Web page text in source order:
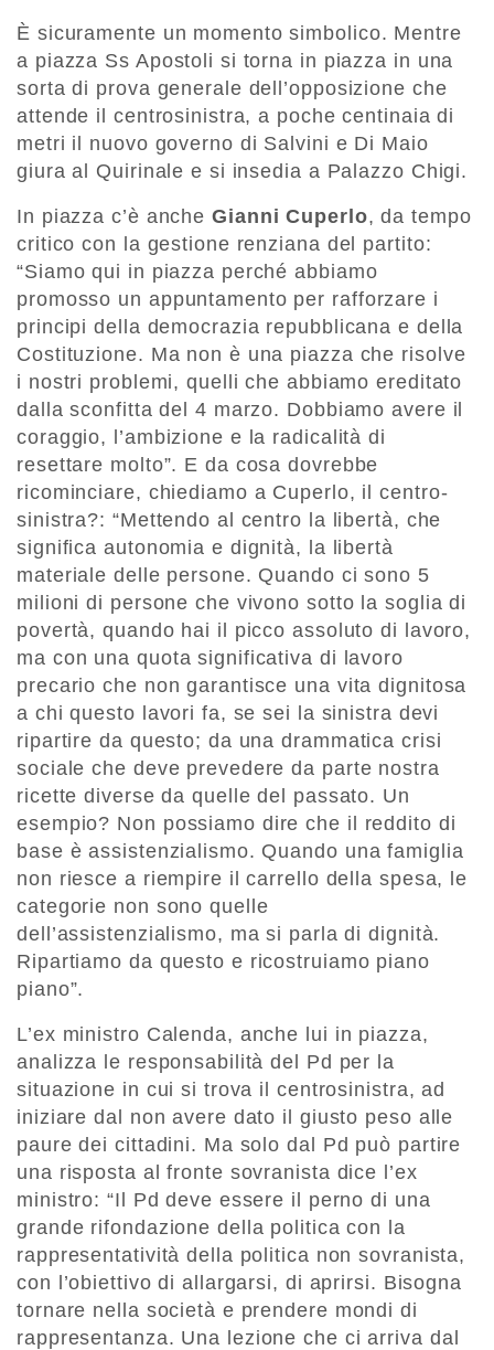
È sicuramente un momento simbolico. Mentre
a piazza Ss Apostoli si torna in piazza in una
sorta di prova generale dell’opposizione che
attende il centrosinistra, a poche centinaia di
metri il nuovo governo di Salvini e Di Maio
giura al Quirinale e si insedia a Palazzo Chigi.
In piazza c’è anche Gianni Cuperlo, da tempo
critico con la gestione renziana del partito:
“Siamo qui in piazza perché abbiamo
promosso un appuntamento per rafforzare i
principi della democrazia repubblicana e della
Costituzione. Ma non è una piazza che risolve
i nostri problemi, quelli che abbiamo ereditato
dalla sconfitta del 4 marzo. Dobbiamo avere il
coraggio, l’ambizione e la radicalità di
resettare molto”. E da cosa dovrebbe
ricominciare, chiediamo a Cuperlo, il centro-
sinistra?: “Mettendo al centro la libertà, che
significa autonomia e dignità, la libertà
materiale delle persone. Quando ci sono 5
milioni di persone che vivono sotto la soglia di
povertà, quando hai il picco assoluto di lavoro,
ma con una quota significativa di lavoro
precario che non garantisce una vita dignitosa
a chi questo lavori fa, se sei la sinistra devi
ripartire da questo; da una drammatica crisi
sociale che deve prevedere da parte nostra
ricette diverse da quelle del passato. Un
esempio? Non possiamo dire che il reddito di
base è assistenzialismo. Quando una famiglia
non riesce a riempire il carrello della spesa, le
categorie non sono quelle
dell’assistenzialismo, ma si parla di dignità.
Ripartiamo da questo e ricostruiamo piano
piano”.
L’ex ministro Calenda, anche lui in piazza,
analizza le responsabilità del Pd per la
situazione in cui si trova il centrosinistra, ad
iniziare dal non avere dato il giusto peso alle
paure dei cittadini. Ma solo dal Pd può partire
una risposta al fronte sovranista dice l’ex
ministro: “Il Pd deve essere il perno di una
grande rifondazione della politica con la
rappresentatività della politica non sovranista,
con l’obiettivo di allargarsi, di aprirsi. Bisogna
tornare nella società e prendere mondi di
rappresentanza. Una lezione che ci arriva dal